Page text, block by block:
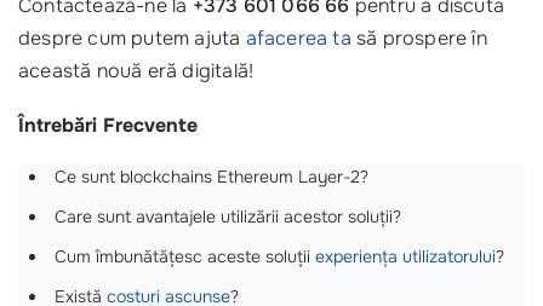
despre cum putem ajuta afacerea ta să prospere în
această nouă eră digitală!
Întrebări Frecvente
Ce sunt blockchains Ethereum Layer-2?
Care sunt avantajele utilizării acestor soluții?
Cum îmbunătățesc aceste soluții experiența utilizatorului?
Există costuri ascunse?